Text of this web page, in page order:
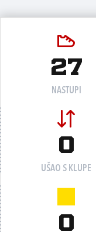
27
NASTUPI
0
UŠAO S KLUPE
0